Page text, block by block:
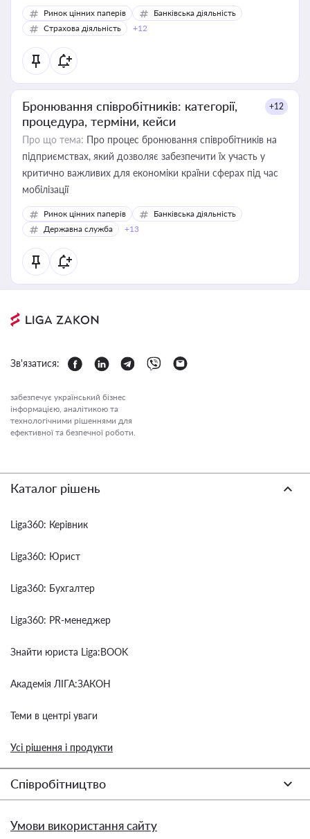
Ринок цінних паперів
Банківська діяльність
Страхова діяльність
+12
Бронювання співробітників: категорії,
процедура, терміни, кейси
+12
Про що тема: Про процес бронювання співробітників на
підприємствах, який дозволяє забезпечити їх участь у
критично важливих для економіки країни сферах під час
мобілізації
Ринок цінних паперів
Банківська діяльність
Державна служба
+13
Зв'язатися:
забезпечує український бізнес
інформацією, аналітикою та
технологічними рішеннями для
ефективної та безпечної роботи.
Каталог рішень
Liga360: Керівник
Liga360: Юрист
Liga360: Бухгалтер
Liga360: PR-менеджер
Знайти юриста Liga:BOOK
Академія ЛІГА:ЗАКОН
Теми в центрі уваги
Усі рішення і продукти
Співробітництво
Умови використання сайту